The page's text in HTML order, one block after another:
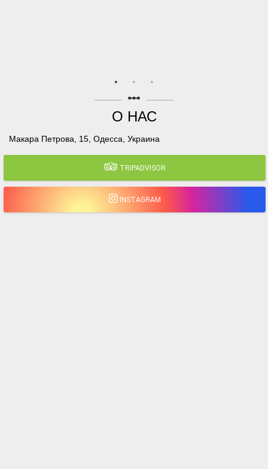
linear_scale
О НАС
Макара Петрова, 15, Одесса, Украина
TRIPADVISOR
INSTAGRAM